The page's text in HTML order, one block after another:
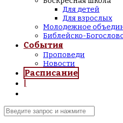
Для детей
Для взрослых
Молодежное
Библейско-
События
Проповеди
Новости
Расписание